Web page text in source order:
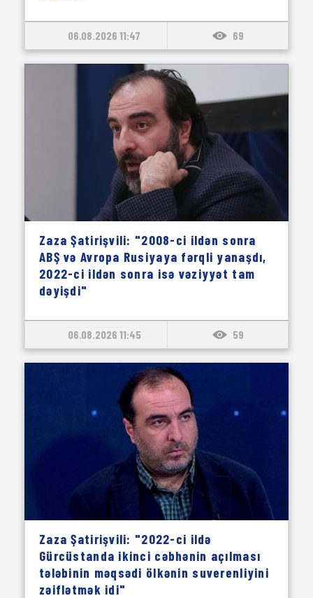
06.08.2026 11:47 69
Zaza Şatirişvili: "2008-ci ildən sonra
ABŞ və Avropa Rusiyaya fərqli yanaşdı,
2022-ci ildən sonra isə vəziyyət tam
dəyişdi"
06.08.2026 11:45 59
Zaza Şatirişvili: "2022-ci ildə
Gürcüstanda ikinci cəbhənin açılması
tələbinin məqsədi ölkənin suverenliyini
zəiflətmək idi"